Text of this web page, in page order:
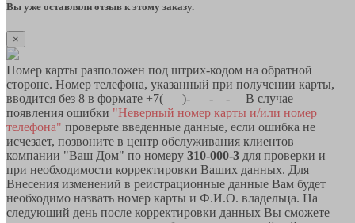
Вы уже оставляли отзыв к этому заказу.
×
Номер карты разположен под штрих-кодом на обратной
стороне. Номер телефона, указанный при получении карты,
вводится без 8 в формате +7(___)-___-__-__ В случае
появления ошибки "Неверный номер карты и/или номер
телефона" проверьте введенные данные, если ошибка не
исчезает, позвоните в центр обслуживания клиентов
компании "Ваш Дом" по номеру 310-000-3 для проверки и
при необходимости корректировки Ваших данных. Для
Внесения изменений в реистрационные данные Вам будет
необходимо назвать номер карты и Ф.И.О. владельца. На
следующий день после корректировки данных Вы сможете